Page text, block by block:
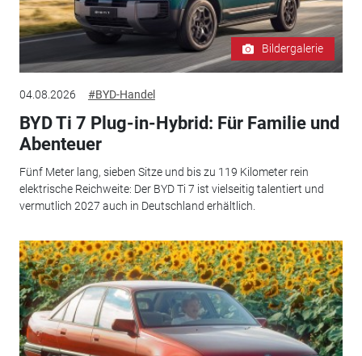
Bildergalerie
04.08.2026 #BYD-Handel
BYD Ti 7 Plug-in-Hybrid: Für Familie und
Abenteuer
Fünf Meter lang, sieben Sitze und bis zu 119 Kilometer rein
elektrische Reichweite: Der BYD Ti 7 ist vielseitig talentiert und
vermutlich 2027 auch in Deutschland erhältlich.